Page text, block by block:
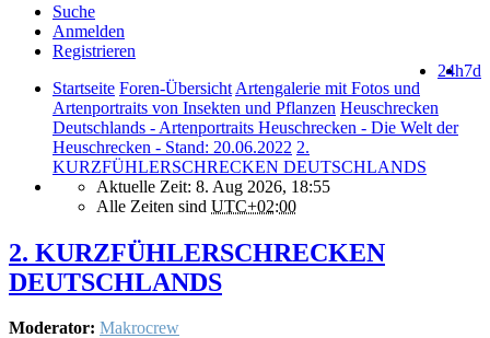
Suche
Anmelden
Registrieren
7d
24h
Startseite Foren-Übersicht Artengalerie mit Fotos und
Artenportraits von Insekten und Pflanzen Heuschrecken
Deutschlands - Artenportraits Heuschrecken - Die Welt der
Heuschrecken - Stand: 20.06.2022 2.
KURZFÜHLERSCHRECKEN DEUTSCHLANDS
Aktuelle Zeit: 8. Aug 2026, 18:55
Alle Zeiten sind UTC+02:00
2. KURZFÜHLERSCHRECKEN
DEUTSCHLANDS
Moderator: Makrocrew